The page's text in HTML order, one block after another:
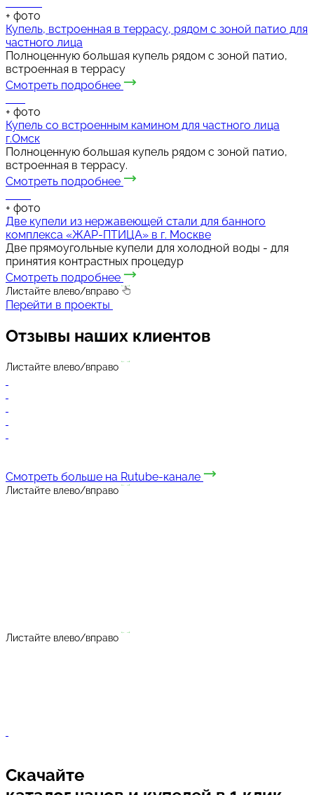
+ фото
Купель, встроенная в террасу, рядом с зоной патио для
частного лица
Полноценную большая купель рядом с зоной патио,
встроенная в террасу
Смотреть подробнее
+ фото
Купель со встроенным камином для частного лица
г.Омск
Полноценную большая купель рядом с зоной патио,
встроенная в террасу.
Смотреть подробнее
+ фото
Две купели из нержавеющей стали для банного
комплекса «ЖАР-ПТИЦА» в г. Москве
Две прямоугольные купели для холодной воды - для
принятия контрастных процедур
Смотреть подробнее
Листайте влево/вправо
Перейти в проекты
Отзывы наших клиентов
Листайте влево/вправо
Смотреть больше на Rutube-канале
Листайте влево/вправо
Листайте влево/вправо
Скачайте